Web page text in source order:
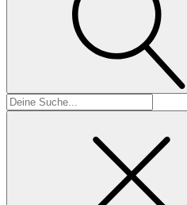
Suchen
nach: